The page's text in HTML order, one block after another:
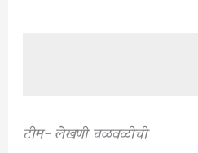
टीम- लेखणी चळवळीची